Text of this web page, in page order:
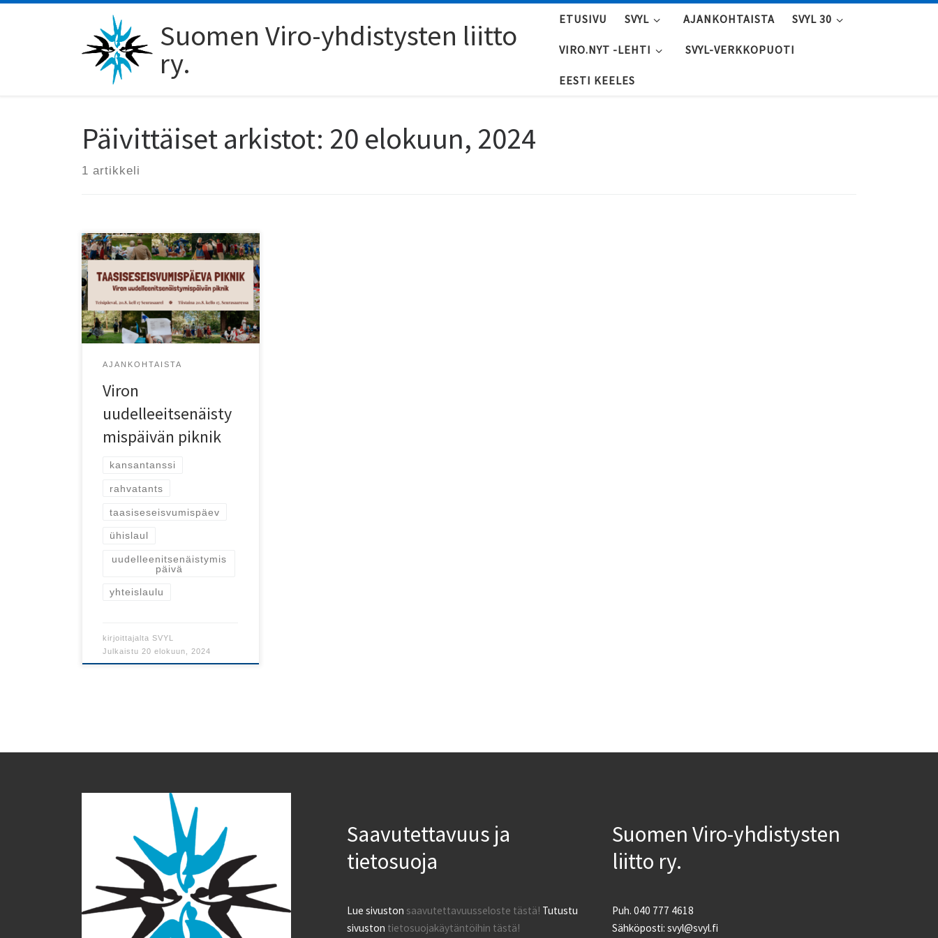
Suomen Viro-yhdistysten liitto
ry.
ETUSIVU SVYL AJANKOHTAISTA SVYL 30
VIRO.NYT -LEHTI SVYL-VERKKOPUOTI
EESTI KEELES
Päivittäiset arkistot: 20 elokuun, 2024
1 artikkeli
Tiistaina 20.8. klo 17 juhlitaan
Seurasaaressa Viron
uudelleenitsenäistymispäivää!
AJANKOHTAISTA
Viron
uudelleeitsenäisty
mispäivän piknik
kansantanssi
rahvatants
taasiseseisvumispäev
ühislaul
uudelleenitsenäistymis
päivä
yhteislaulu
kirjoittajaltaSVYL
Julkaistu 20 elokuun, 2024
Saavutettavuus ja
tietosuoja
Lue sivuston saavutettavuusseloste tästä! Tutustu
sivuston tietosuojakäytäntöihin tästä!
Suomen Viro-yhdistysten
liitto ry.
Puh. 040 777 4618
Sähköposti: svyl@svyl.fi